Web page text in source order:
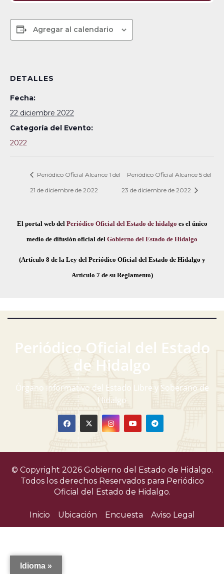
Agregar al calendario
DETALLES
Fecha:
22 diciembre 2022
Categoría del Evento:
2022
Periódico Oficial Alcance 1 del
21 de diciembre de 2022
Periódico Oficial Alcance 5 del
23 de diciembre de 2022
El portal web del Periódico Oficial del Estado de hidalgo es el único
medio de difusión oficial del Gobierno del Estado de Hidalgo
(Artículo 8 de la Ley del Periódico Oficial del Estado de Hidalgo y
Artículo 7 de su Reglamento)
Periódico Oficial del Estado
de Hidalgo
Órgano informativo del Estado Libre y Soberano de
Hidalgo
© Copyright 2026 Gobierno del Estado de Hidalgo.
Todos los derechos Reservados para Periódico
Oficial del Estado de Hidalgo.
Inicio Ubicación Encuesta Aviso Legal
Idioma »